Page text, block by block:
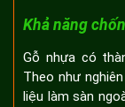
Khả năng
Gỗ nhựa có
Theo như
liệu làm sàn